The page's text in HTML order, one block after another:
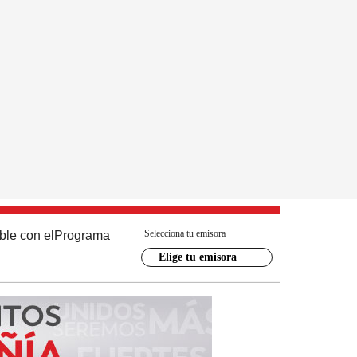
con el Programa Selecciona tu emisora
Elige tu emisora